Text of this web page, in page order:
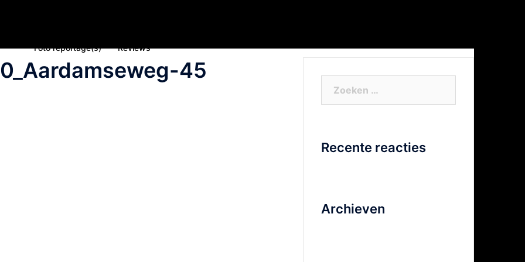
Foto reportage(s)
Reviews
45
Recente reacties
Archieven